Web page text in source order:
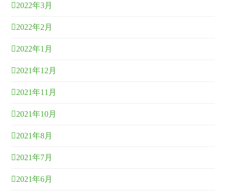
2022年3月
2022年2月
2022年1月
2021年12月
2021年11月
2021年10月
2021年8月
2021年7月
2021年6月